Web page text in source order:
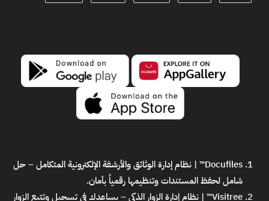
Docufiles™ | نظام إدارة الوثائق والأرشفة الإلكترونية المتكامل
– حل
شامل لحفظ المستندات وتنظيمها رقمياً بأمان.
Visitree™ | نظام إدارة الزوار الذكي
– يساعدك في تسجيل وتتبع الزوار